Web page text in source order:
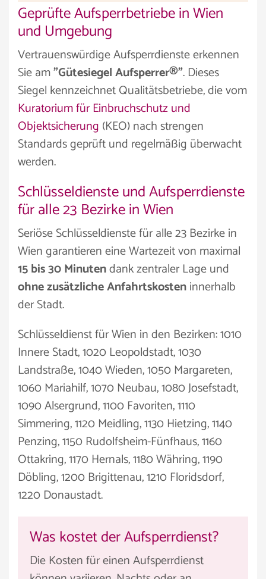
Geprüfte Aufsperrbetriebe in Wien
und Umgebung
Vertrauenswürdige Aufsperrdienste erkennen
Sie am"Gütesiegel Aufsperrer®". Dieses
Siegel kennzeichnet Qualitätsbetriebe, die vom
Kuratorium für Einbruchschutz und
Objektsicherung (KEO) nach strengen
Standards geprüft und regelmäßig überwacht
werden.
Schlüsseldienste und Aufsperrdienste
für alle 23 Bezirke in Wien
Seriöse Schlüsseldienste für alle 23 Bezirke in
Wien garantieren eine Wartezeit von maximal
15 bis 30 Minutendank zentraler Lage und
ohne zusätzliche Anfahrtskosteninnerhalb
der Stadt.
Schlüsseldienst für Wien in den Bezirken: 1010
Innere Stadt, 1020 Leopoldstadt, 1030
Landstraße, 1040 Wieden, 1050 Margareten,
1060 Mariahilf, 1070 Neubau, 1080 Josefstadt,
1090 Alsergrund, 1100 Favoriten, 1110
Simmering, 1120 Meidling, 1130 Hietzing, 1140
Penzing, 1150 Rudolfsheim-Fünfhaus, 1160
Ottakring, 1170 Hernals, 1180 Währing, 1190
Döbling, 1200 Brigittenau, 1210 Floridsdorf,
1220 Donaustadt.
Was kostet der Aufsperrdienst?
Die Kosten für einen Aufsperrdienst